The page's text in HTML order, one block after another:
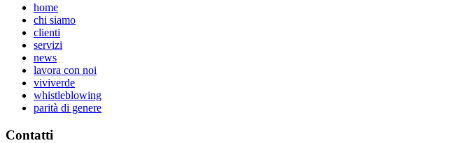
home
chi siamo
clienti
servizi
news
lavora con noi
viviverde
whistleblowing
parità di genere
Contatti